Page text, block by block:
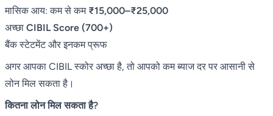
मासिक आय: कम से कम ₹15,000–₹25,000
अच्छा CIBIL Score (700+)
बैंक स्टेटमेंट और इनकम प्रूफ
अगर आपका CIBIL स्कोर अच्छा है, तो आपको कम ब्याज दर पर आसानी से
लोन मिल सकता है।
कितना लोन मिल सकता है?